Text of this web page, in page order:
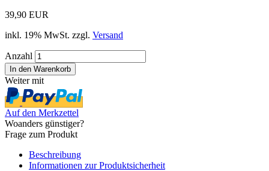
39,90 EUR
inkl. 19% MwSt. zzgl. Versand
Anzahl
Weiter mit
Auf den Merkzettel
Woanders günstiger?
Frage zum Produkt
Beschreibung
Informationen zur Produktsicherheit